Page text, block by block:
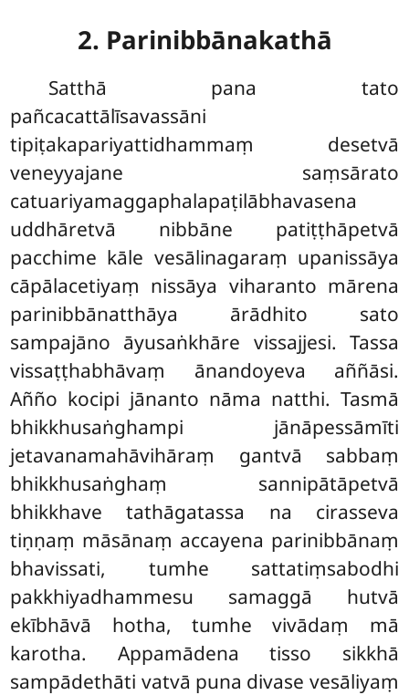
2. Parinibbānakathā
Satthā pana tato
pañcacattālīsavassāni
tipiṭakapariyattidhammaṃ desetvā
veneyyajane saṃsārato
catuariyamaggaphalapaṭilābhavasena
uddhāretvā nibbāne patiṭṭhāpetvā
pacchime kāle vesālinagaraṃ upanissāya
cāpālacetiyaṃ nissāya viharanto mārena
parinibbānatthāya ārādhito sato
sampajāno āyusaṅkhāre vissajjesi. Tassa
vissaṭṭhabhāvaṃ ānandoyeva aññāsi.
Añño kocipi jānanto nāma natthi. Tasmā
bhikkhusaṅghampi jānāpessāmīti
jetavanamahāvihāraṃ gantvā sabbaṃ
bhikkhusaṅghaṃ sannipātāpetvā
bhikkhave tathāgatassa na cirasseva
tiṇṇaṃ māsānaṃ accayena parinibbānaṃ
bhavissati, tumhe sattatiṃsabodhi
pakkhiyadhammesu samaggā hutvā
ekībhāvā hotha, tumhe vivādaṃ mā
karotha. Appamādena tisso sikkhā
sampādethāti vatvā puna divase vesāliyaṃ